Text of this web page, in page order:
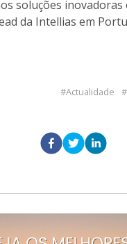
soluções inovadoras
da Intellias em
Actualidade